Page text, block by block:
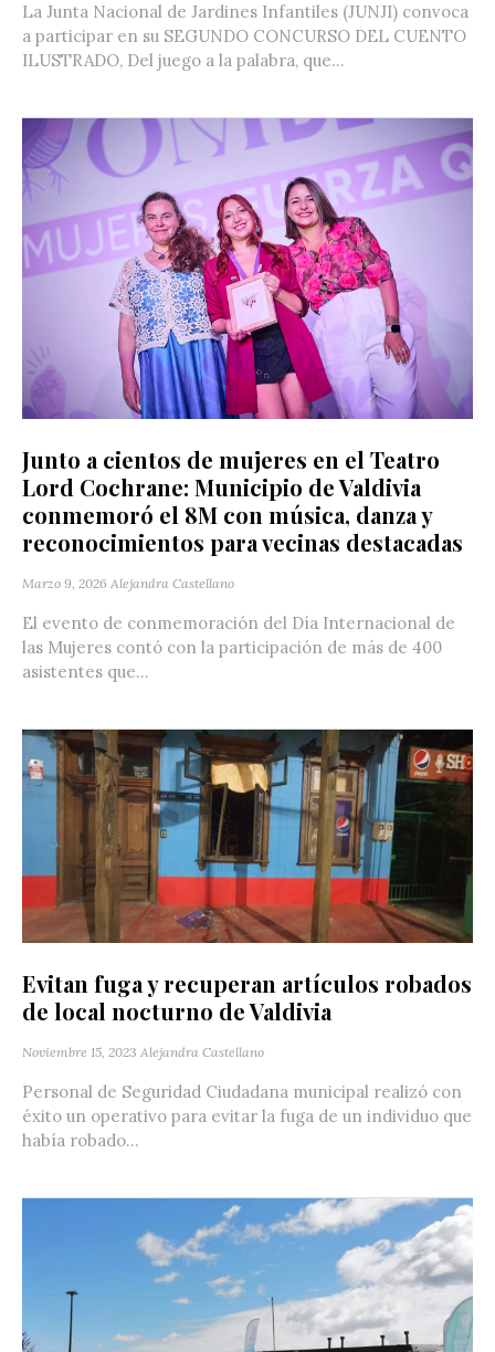
La Junta Nacional de Jardines Infantiles (JUNJI) convoca
a participar en su SEGUNDO CONCURSO DEL CUENTO
ILUSTRADO, Del juego a la palabra, que...
Junto a cientos de mujeres en el Teatro
Lord Cochrane: Municipio de Valdivia
conmemoró el 8M con música, danza y
reconocimientos para vecinas destacadas
Marzo 9, 2026 Alejandra Castellano
El evento de conmemoración del Día Internacional de
las Mujeres contó con la participación de más de 400
asistentes que...
Evitan fuga y recuperan artículos robados
de local nocturno de Valdivia
Noviembre 15, 2023 Alejandra Castellano
Personal de Seguridad Ciudadana municipal realizó con
éxito un operativo para evitar la fuga de un individuo que
había robado...